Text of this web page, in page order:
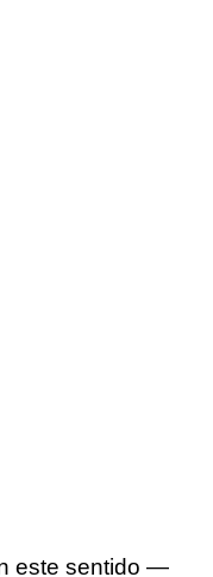
este sentido —